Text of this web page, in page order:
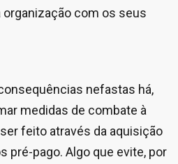
organização com os seus
nefastas há,
medidas de combate à
feito através da aquisição
pré-pago. Algo que evite, por